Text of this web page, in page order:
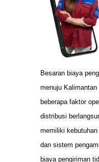
Besaran biaya
menuju
beberapa faktor
distribusi
memiliki
dan sistem
biaya pengiriman